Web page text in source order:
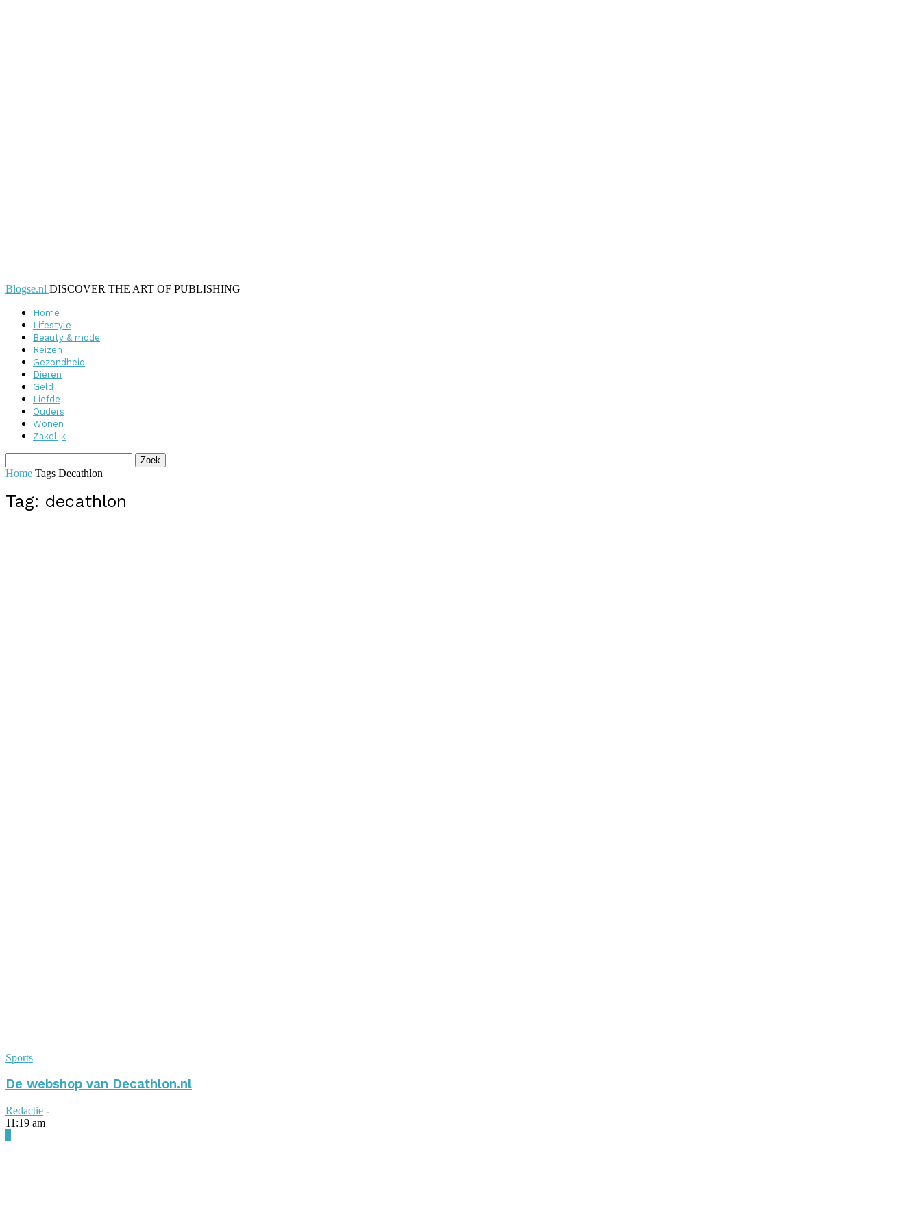
Blogse.nl DISCOVER THE ART OF PUBLISHING
Home
Lifestyle
Beauty & mode
Reizen
Gezondheid
Dieren
Geld
Liefde
Ouders
Wonen
Zakelijk
Home Tags Decathlon
Tag: decathlon
Sports
De webshop van Decathlon.nl
Redactie -
11:19 am